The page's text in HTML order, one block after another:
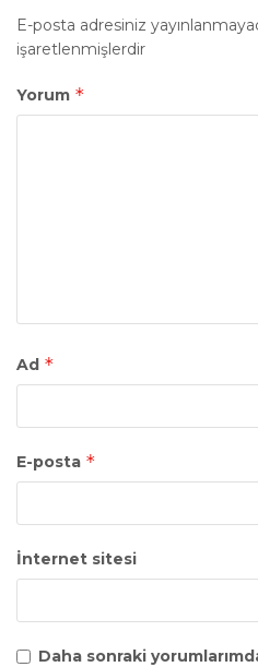
E-posta adresiniz
işaretlenmişlerdir
Yorum *
Ad *
E-posta *
İnternet sitesi
Daha sonraki